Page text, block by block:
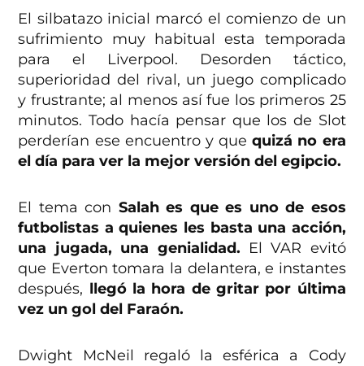
El silbatazo inicial marcó el comienzo de un
sufrimiento muy habitual esta temporada
para el Liverpool. Desorden táctico,
superioridad del rival, un juego complicado
y frustrante; al menos así fue los primeros 25
minutos. Todo hacía pensar que los de Slot
perderían ese encuentro y quequizá no era
el día para ver la mejor versión del egipcio.
El tema con Salah es que es uno de esos
futbolistas a quienes les basta una acción,
una jugada, una genialidad. El VAR evitó
que Everton tomara la delantera, e instantes
después, llegó la hora de gritar por última
vez un gol del Faraón.
Dwight McNeil regaló la esférica a Cody